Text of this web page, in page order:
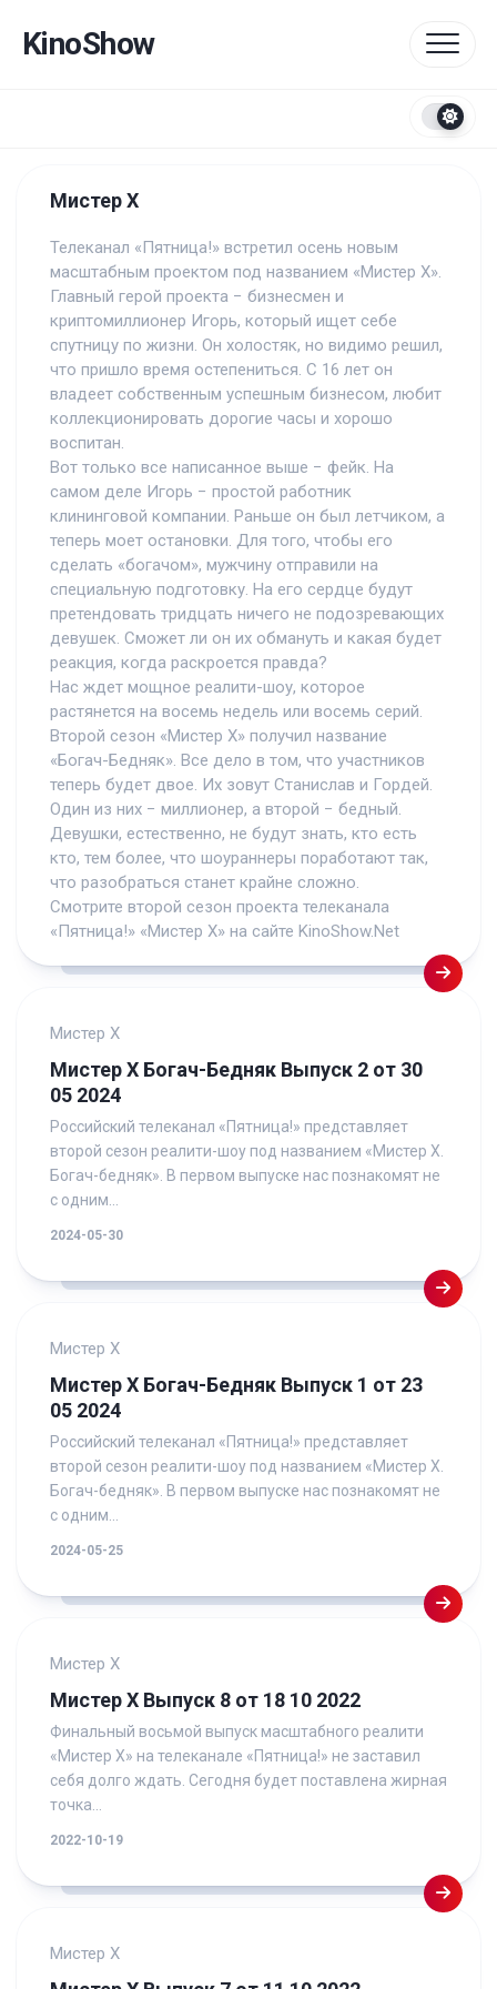
содержанию
KinoShow
Мистер Х
Телеканал «Пятница!» встретил осень новым
масштабным проектом под названием «Мистер Х».
Главный герой проекта − бизнесмен и
криптомиллионер Игорь, который ищет себе
спутницу по жизни. Он холостяк, но видимо решил,
что пришло время остепениться. С 16 лет он
владеет собственным успешным бизнесом, любит
коллекционировать дорогие часы и хорошо
воспитан.
Вот только все написанное выше − фейк. На
самом деле Игорь − простой работник
клининговой компании. Раньше он был летчиком, а
теперь моет остановки. Для того, чтобы его
сделать «богачом», мужчину отправили на
специальную подготовку. На его сердце будут
претендовать тридцать ничего не подозревающих
девушек. Сможет ли он их обмануть и какая будет
реакция, когда раскроется правда?
Нас ждет мощное реалити-шоу, которое
растянется на восемь недель или восемь серий.
Второй сезон «Мистер Х» получил название
«Богач-Бедняк». Все дело в том, что участников
теперь будет двое. Их зовут Станислав и Гордей.
Один из них − миллионер, а второй − бедный.
Девушки, естественно, не будут знать, кто есть
кто, тем более, что шоураннеры поработают так,
что разобраться станет крайне сложно.
Смотрите второй сезон проекта телеканала
«Пятница!» «Мистер Х» на сайте KinoShow.Net
Мистер Х
Мистер Х Богач-Бедняк Выпуск 2 от 30
05 2024
Российский телеканал «Пятница!» представляет
второй сезон реалити-шоу под названием «Мистер Х.
Богач-бедняк». В первом выпуске нас познакомят не
с одним...
2024-05-30
Мистер Х
Мистер Х Богач-Бедняк Выпуск 1 от 23
05 2024
Российский телеканал «Пятница!» представляет
второй сезон реалити-шоу под названием «Мистер Х.
Богач-бедняк». В первом выпуске нас познакомят не
с одним...
2024-05-25
Мистер Х
Мистер Х Выпуск 8 от 18 10 2022
Финальный восьмой выпуск масштабного реалити
«Мистер X» на телеканале «Пятница!» не заставил
себя долго ждать. Сегодня будет поставлена жирная
точка...
2022-10-19
Мистер Х